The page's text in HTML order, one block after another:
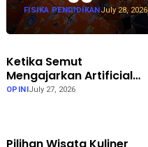
FISIKA PENDIDIKAN July 28, 2026
Ketika Semut
Mengajarkan Artificial
Intelligence: Inspirasi Al-
OPINIJuly 27, 2026